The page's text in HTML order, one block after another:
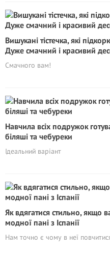
Вишукані тістечка, які
Дуже смачний і красивий
Смачного вам!
Навчила всіх подружок
біляші та чебуреки
Ідеальний варіант
Як вдягатися стильно, якщо
модної пані з Іспанії
Нам точно є чому в неї